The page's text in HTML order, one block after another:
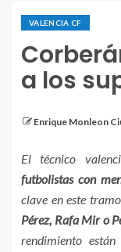
VALENCIA CF
a los
Enrique Monleon
Los suplentes
El técnico
futbolistas con
clave en este
Pérez, Rafa Mir o
rendimiento están